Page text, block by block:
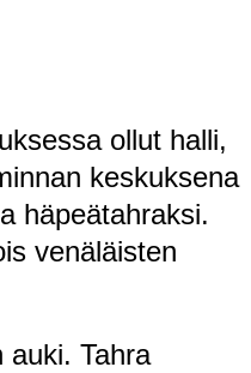
ollut halli,
keskuksena
häpeätahraksi.
venäläisten
auki. Tahra